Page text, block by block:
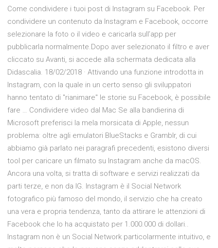
Come condividere i tuoi post di Instagram su Facebook. Per
condividere un contenuto da Instagram e Facebook, occorre
selezionare la foto o il video e caricarla sull’app per
pubblicarla normalmente.Dopo aver selezionato il filtro e aver
cliccato su Avanti, si accede alla schermata dedicata alla
Didascalia. 18/02/2018 · Attivando una funzione introdotta in
Instagram, con la quale in un certo senso gli sviluppatori
hanno tentato di "rianimare" le storie su Facebook, è possibile
fare … Condividere video dal Mac Se alla bandierina di
Microsoft preferisci la mela morsicata di Apple, nessun
problema: oltre agli emulatori BlueStacks e Gramblr, di cui
abbiamo già parlato nei paragrafi precedenti, esistono diversi
tool per caricare un filmato su Instagram anche da macOS.
Ancora una volta, si tratta di software e servizi realizzati da
parti terze, e non da IG. Instagram è il Social Network
fotografico più famoso del mondo, il servizio che ha creato
una vera e propria tendenza, tanto da attirare le attenzioni di
Facebook che lo ha acquistato per 1.000.000 di dollari..
Instagram non è un Social Network particolarmente intuitivo, e